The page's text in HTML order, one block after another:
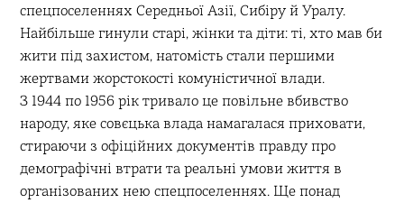
спецпоселеннях Середньої Азії, Сибіру й Уралу.
Найбільше гинули старі, жінки та діти: ті, хто мав би
жити під захистом, натомість стали першими
жертвами жорстокості комуністичної влади.
З 1944 по 1956 рік тривало це повільне вбивство
народу, яке совєцька влада намагалася приховати,
стираючи з офіційних документів правду про
демографічні втрати та реальні умови життя в
організованих нею спецпоселеннях. Ще понад